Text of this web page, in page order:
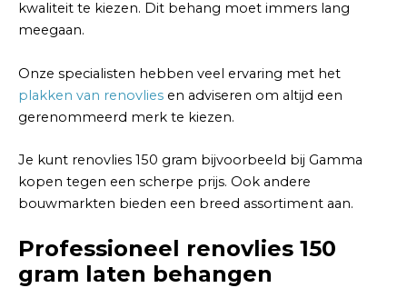
kwaliteit te kiezen. Dit behang moet immers lang
meegaan.
Onze specialisten hebben veel ervaring met het
plakken van renovlies en adviseren om altijd een
gerenommeerd merk te kiezen.
Je kunt renovlies 150 gram bijvoorbeeld bij Gamma
kopen tegen een scherpe prijs. Ook andere
bouwmarkten bieden een breed assortiment aan.
Professioneel renovlies 150
gram laten behangen